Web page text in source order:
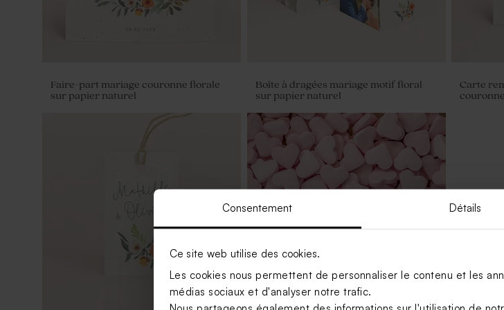
Consentement Détails
Ce site web utilise des cookies.
Les cookies nous permettent de personnaliser le contenu et les
médias sociaux et d'analyser notre trafic.
Faire-part mariage couronne florale
sur papier naturel
Boîte à dragées mariage motif floral
sur papier naturel
Carte